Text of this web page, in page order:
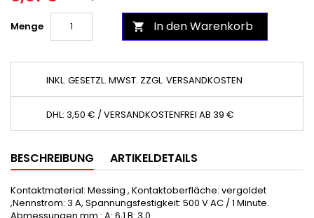
Menge  In den Warenkorb
INKL. GESETZL. MWST. ZZGL. VERSANDKOSTEN
DHL: 3,50 € / VERSANDKOSTENFREI AB 39 €
BESCHREIBUNG ARTIKELDETAILS
Kontaktmaterial: Messing , Kontaktoberfläche: vergoldet
,Nennstrom: 3 A, Spannungsfestigkeit: 500 V AC / 1 Minute.